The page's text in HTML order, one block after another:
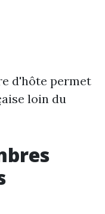
d'hôte permet
loin du